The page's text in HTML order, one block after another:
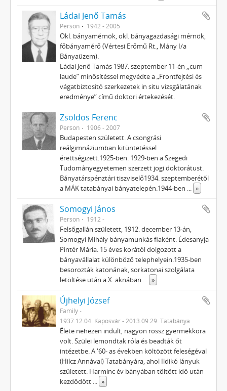
Ládai Jenő Tamás
Person 1942 - 2005
Okl. bányamérnök, okl. bányagazdasági mérnök,
főbányamérő (Vértesi Erőmű Rt., Mány I/a
Bányaüzem).
Ládai Jenő Tamás 1987. szeptember 11-én ,,cum
laude” minősítéssel megvédte a „Frontfejtési és
vágatbiztositó szerkezetek in situ vizsgálatának
eredménye” című doktori értekezését.
Zsoldos Ferenc
Person 1906 - 2007
Budapesten született. A csongrási
reálgimnáziumban kitüntetéssel
érettségizett.1925-ben. 1929-ben a Szegedi
Tudományegyetemen szerzett jogi doktorátust.
Bányatárspénztári tiszviselő1934. szeptemberétől
a MÁK tatabányai bányatelepén.1944-ben ... »
Somogyi János
Person 1912 -
Felsőgallán született, 1912. december 13-án,
Somogyi Mihály bányamunkás fiaként. Édesanyja
Pintér Mária. 15 éves korától dolgozott a
bányavállalat különböző telephelyein.1935-ben
besorozták katonának, sorkatonai szolgálata
letöltése után a X. aknában ... »
Újhelyi József
Family
1937.12.04. Kaposvár - 2013.09.29. Tatabánya
Élete nehezen indult, nagyon rossz gyermekkora
volt. Szülei lemondtak róla és beadták őt
intézetbe. A '60- as években költözött feleségéval
(Hilcz Annával) Tatabányára, ahol Ildikó lányuk
született. Harminc év bányában töltött idő után
kezdődött ... »